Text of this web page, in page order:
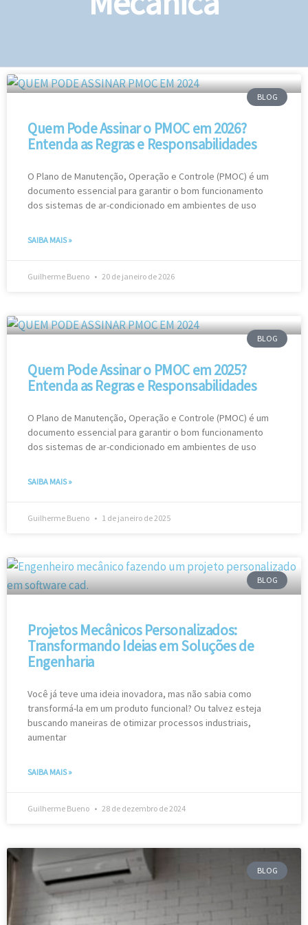
BLOG
Quem Pode Assinar o PMOC em 2026?
Entenda as Regras e Responsabilidades
O Plano de Manutenção, Operação e Controle (PMOC) é um
documento essencial para garantir o bom funcionamento
dos sistemas de ar-condicionado em ambientes de uso
SAIBA MAIS »
Guilherme Bueno 20 de janeiro de 2026
BLOG
Quem Pode Assinar o PMOC em 2025?
Entenda as Regras e Responsabilidades
O Plano de Manutenção, Operação e Controle (PMOC) é um
documento essencial para garantir o bom funcionamento
dos sistemas de ar-condicionado em ambientes de uso
SAIBA MAIS »
Guilherme Bueno 1 de janeiro de 2025
BLOG
Projetos Mecânicos Personalizados:
Transformando Ideias em Soluções de
Engenharia
Você já teve uma ideia inovadora, mas não sabia como
transformá-la em um produto funcional? Ou talvez esteja
buscando maneiras de otimizar processos industriais,
aumentar
SAIBA MAIS »
Guilherme Bueno 28 de dezembro de 2024
BLOG